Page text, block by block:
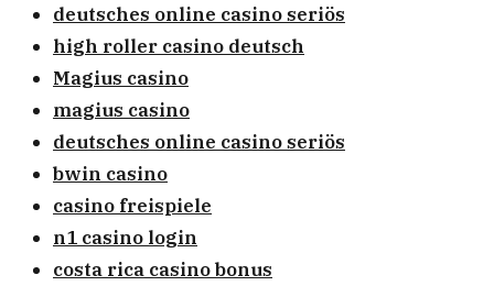
deutsches online casino seriös
high roller casino deutsch
Magius casino
magius casino
deutsches online casino seriös
bwin casino
casino freispiele
n1 casino login
costa rica casino bonus